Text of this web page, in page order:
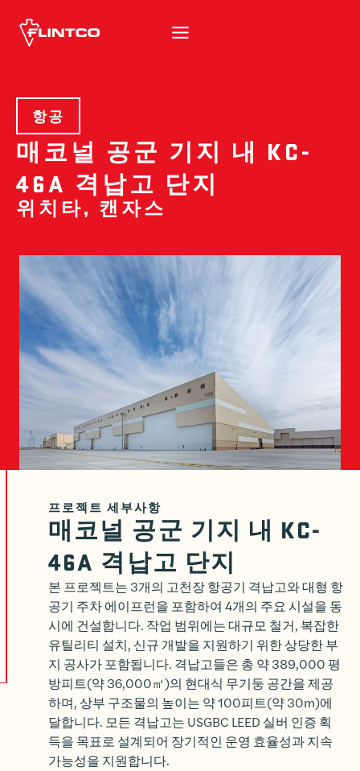
항공
매코널 공군 기지 내 KC-
46A 격납고 단지
위치타, 캔자스
프로젝트 세부사항
매코널 공군 기지 내 KC-
46A 격납고 단지
본 프로젝트는 3개의 고천장 항공기 격납고와 대형 항
공기 주차 에이프런을 포함하여 4개의 주요 시설을 동
시에 건설합니다. 작업 범위에는 대규모 철거, 복잡한
유틸리티 설치, 신규 개발을 지원하기 위한 상당한 부
지 공사가 포함됩니다. 격납고들은 총 약 389,000 평
방피트(약 36,000㎡)의 현대식 무기둥 공간을 제공
하며, 상부 구조물의 높이는 약 100피트(약 30m)에
달합니다. 모든 격납고는 USGBC LEED 실버 인증 획
득을 목표로 설계되어 장기적인 운영 효율성과 지속
가능성을 지원합니다.